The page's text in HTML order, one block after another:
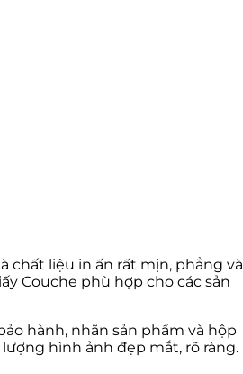
chất liệu in ấn rất mịn, phẳng và
Couche phù hợp cho các sản
hành, nhãn sản phẩm và hộp
hình ảnh đẹp mắt, rõ ràng.